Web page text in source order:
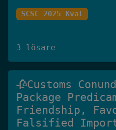
SCSC 2025 Kval
3 lösare
🥀Customs
Package
Friendship,
Falsified Import